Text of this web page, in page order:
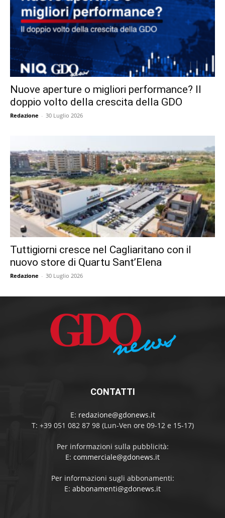
Nuove aperture o migliori performance? Il
doppio volto della crescita della GDO
Redazione - 30 Luglio 2026
Tuttigiorni cresce nel Cagliaritano con il
nuovo store di Quartu Sant’Elena
Redazione - 30 Luglio 2026
CONTATTI
E: redazione@gdonews.it
T: +39 051 082 87 98 (Lun-Ven ore 09-12 e 15-17)
Per informazioni sulla pubblicità:
E: commerciale@gdonews.it
Per informazioni sugli abbonamenti:
E: abbonamenti@gdonews.it